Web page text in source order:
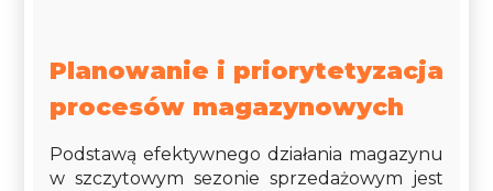
Planowanie i priorytetyzacja
procesów magazynowych
Podstawą efektywnego działania magazynu
w szczytowym sezonie sprzedażowym jest